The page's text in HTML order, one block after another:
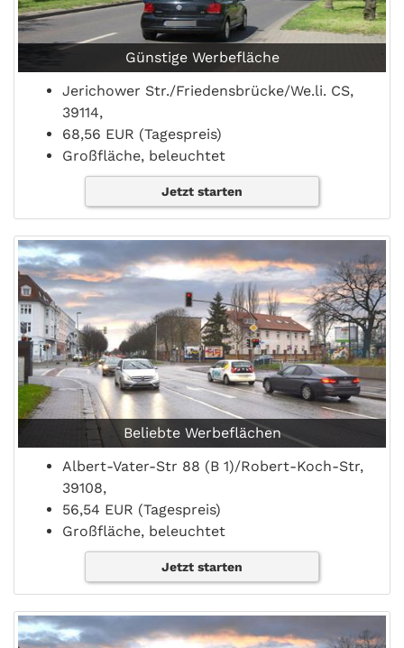
Günstige Werbefläche
Jerichower Str./Friedensbrücke/We.li. CS,
39114,
68,56 EUR (Tagespreis)
Großfläche, beleuchtet
Jetzt starten
Beliebte Werbeflächen
Albert-Vater-Str 88 (B 1)/Robert-Koch-Str,
39108,
56,54 EUR (Tagespreis)
Großfläche, beleuchtet
Jetzt starten